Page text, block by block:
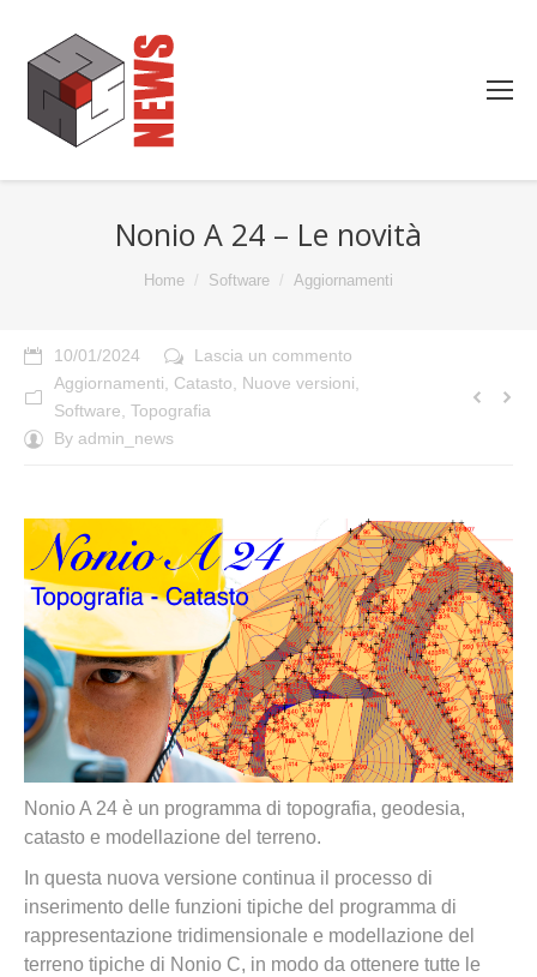
Nonio A 24 – Le novità
Home Software Aggiornamenti
10/01/2024
Lascia un commento
Aggiornamenti
Catasto Nuove versioni
Software Topografia
By admin_news
Nonio A 24 è un programma di topografia, geodesia,
catasto e modellazione del terreno.
In questa nuova versione continua il processo di
inserimento delle funzioni tipiche del programma di
rappresentazione tridimensionale e modellazione del
terreno tipiche di Nonio C, in modo da ottenere tutte le